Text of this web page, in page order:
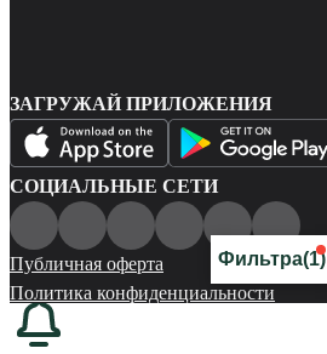
Фильтра(1)
ЗАГРУЖАЙ ПРИЛОЖЕНИЯ
СОЦИАЛЬНЫЕ СЕТИ
Публичная оферта
Политика конфиденциальности
Карта сайта
© 2026 Все права защищены